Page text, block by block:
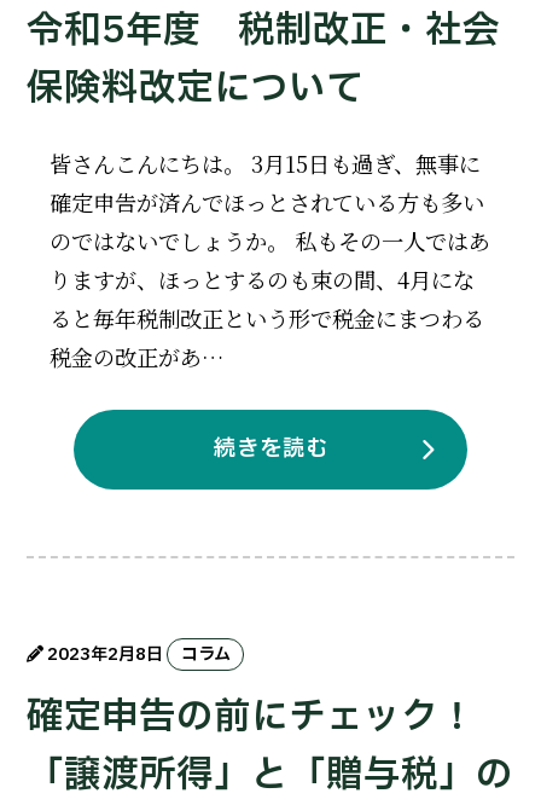
令和5年度 税制改正・社会
保険料改定について
皆さんこんにちは。 3月15日も過ぎ、無事に
確定申告が済んでほっとされている方も多い
のではないでしょうか。 私もその一人ではあ
りますが、ほっとするのも束の間、4月にな
ると毎年税制改正という形で税金にまつわる
税金の改正があ…
続きを読む
2023年2月8日 コラム
確定申告の前にチェック！
「譲渡所得」と「贈与税」の